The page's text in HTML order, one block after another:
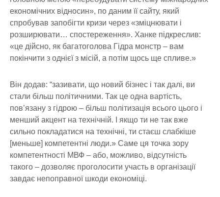
економічних відносин», по даним її сайту, який
спробував запобігти кризи через «зміцнювати і
розширювати… спостереження». Ханке підкреслив:
«це дійсно, як багатоголова Гідра монстр – вам
покінчити з однієї з місій, а потім щось ще спливе.»
Він додав: “зазивати, що новий бізнес і так далі, ви
стали більш політичними. Так це одна вартість,
пов’язану з гідрою – більш політизація всього цього і
менший акцент на технічній. І якщо ти не так вже
сильно покладатися на технічні, ти стаєш слабкіше
[меньше] компетентні люди.» Саме ця точка зору
компетентності МВФ – або, можливо, відсутність
такого – дозволяє проголосити участь в організації
завдає непоправної шкоди економіці.